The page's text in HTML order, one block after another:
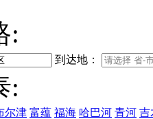
:
到达地：
:
尔津 富蕴 福海 哈巴河 青河 吉